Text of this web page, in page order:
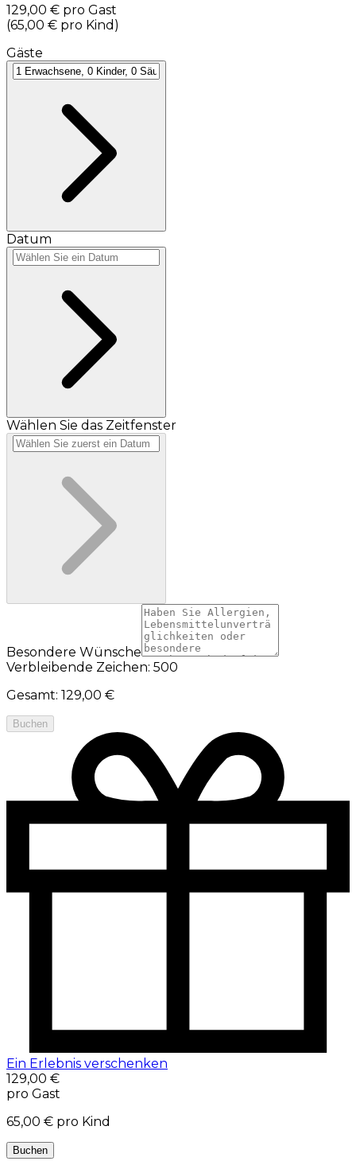
129,00 € pro Gast
(65,00 € pro Kind )
Gäste
Datum
Wählen Sie das Zeitfenster
Besondere Wünsche
Verbleibende Zeichen: 500
Gesamt: 129,00 €
Buchen
Ein Erlebnis verschenken
129,00 €
pro Gast
65,00 € pro Kind
Buchen